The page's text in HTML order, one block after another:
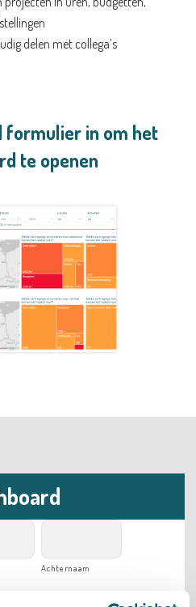
delen met collega’s
formulier in om het
te openen
Achternaam